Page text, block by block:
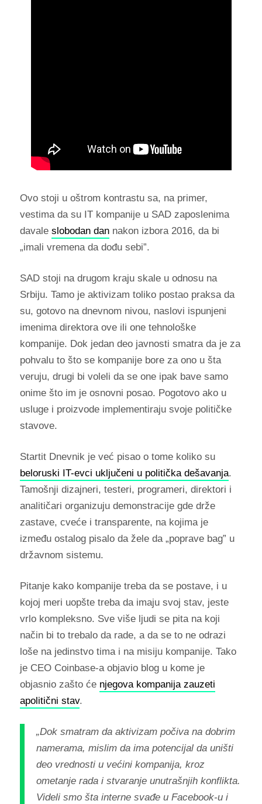
Ovo stoji u oštrom kontrastu sa, na primer,
vestima da su IT kompanije u SAD zaposlenima
davale slobodan dannakon izbora 2016, da bi
„imali vremena da dođu sebi”.
SAD stoji na drugom kraju skale u odnosu na
Srbiju. Tamo je aktivizam toliko postao praksa da
su, gotovo na dnevnom nivou, naslovi ispunjeni
imenima direktora ove ili one tehnološke
kompanije. Dok jedan deo javnosti smatra da je za
pohvalu to što se kompanije bore za ono u šta
veruju, drugi bi voleli da se one ipak bave samo
onime što im je osnovni posao. Pogotovo ako u
usluge i proizvode implementiraju svoje političke
stavove.
Startit Dnevnik je već pisao o tome koliko su
beloruski IT-evci uključeni u politička dešavanja.
Tamošnji dizajneri, testeri, programeri, direktori i
analitičari organizuju demonstracije gde drže
zastave, cveće i transparente, na kojima je
između ostalog pisalo da žele da „poprave bag” u
državnom sistemu.
Pitanje kako kompanije treba da se postave, i u
kojoj meri uopšte treba da imaju svoj stav, jeste
vrlo kompleksno. Sve više ljudi se pita na koji
način bi to trebalo da rade, a da se to ne odrazi
loše na jedinstvo tima i na misiju kompanije. Tako
je CEO Coinbase-a objavio blog u kome je
objasnio zašto će njegova kompanija zauzeti
apolitični stav.
„Dok smatram da aktivizam počiva na dobrim
namerama, mislim da ima potencijal da uništi
deo vrednosti u većini kompanija, kroz
ometanje rada i stvaranje unutrašnjih konflikta.
Videli smo šta interne svađe u Facebook-u i